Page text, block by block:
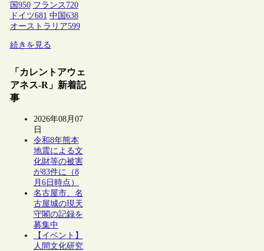
国 950 フランス 720
ドイツ681 中国 638
オーストラリア599
続きを見る
「カレントアウェ
アネス-R」新着記
事
2026年08月07
日
令和8年熊本
地震による文
化財等の被害
が83件に（8
月6日時点）
名古屋市、名
古屋城の現天
守閣の記録を
募集中
【イベント】
人間文化研究